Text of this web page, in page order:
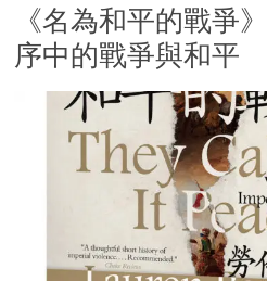
《名為和平的戰爭
序中的戰爭與和平